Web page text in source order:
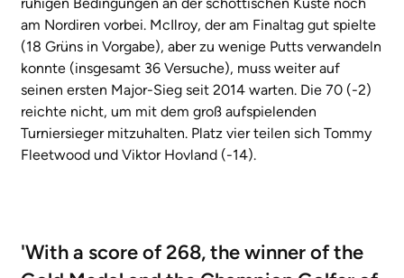
am Nordiren vorbei. McIlroy, der am Finaltag gut spielte
(18 Grüns in Vorgabe), aber zu wenige Putts verwandeln
konnte (insgesamt 36 Versuche), muss weiter auf
seinen ersten Major-Sieg seit 2014 warten. Die 70 (-2)
reichte nicht, um mit dem groß aufspielenden
Turniersieger mitzuhalten. Platz vier teilen sich Tommy
Fleetwood und Viktor Hovland (-14).
'With a score of 268, the winner of the